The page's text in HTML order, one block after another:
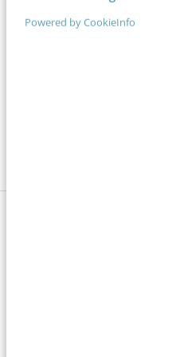
Powered by CookieInfo
NieuwsAlert